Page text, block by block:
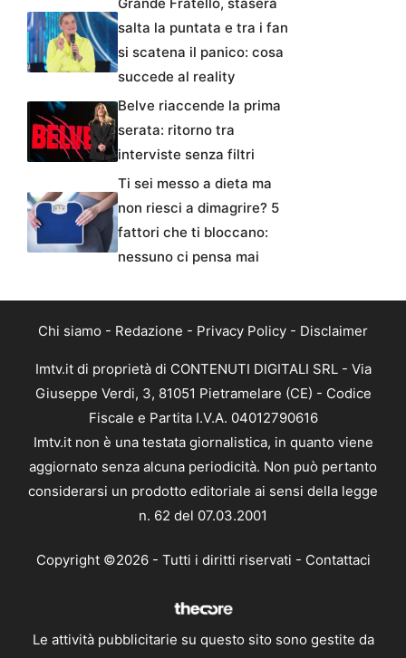
salta la puntata e tra i fan
si scatena il panico: cosa
succede al reality
Belve riaccende la prima
serata: ritorno tra
interviste senza filtri
Ti sei messo a dieta ma
non riesci a dimagrire? 5
fattori che ti bloccano:
nessuno ci pensa mai
Chi siamo - Redazione - Privacy Policy - Disclaimer
Imtv.it di proprietà di CONTENUTI DIGITALI SRL - Via
Giuseppe Verdi, 3, 81051 Pietramelare (CE) - Codice
Fiscale e Partita I.V.A. 04012790616
Imtv.it non è una testata giornalistica, in quanto viene
aggiornato senza alcuna periodicità. Non può pertanto
considerarsi un prodotto editoriale ai sensi della legge
n. 62 del 07.03.2001
Copyright ©2026 - Tutti i diritti riservati - Contattaci
Le attività pubblicitarie su questo sito sono gestite da